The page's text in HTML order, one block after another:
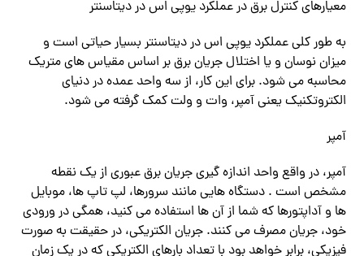
معیارهای کنترل برق در عملکرد یوپی اس در دیتاسنتر
به طور کلی عملکرد یوپی اس در دیتاسنتر بسیار حیاتی است و
میزان نوسان و یا اختلال جریان برق بر اساس مقیاس های متریک
محاسبه می شود. برای این کار، از سه واحد عمده در دنیای
الکتروتکنیک یعنی آمپر، وات و ولت کمک گرفته می شود.
آمپر
آمپر، در واقع واحد اندازه گیری جریان برق عبوری از یک نقطه
مشخص است . دستگاه هایی مانند سرورها، لپ تاپ ها، موبایل
ها و آداپتورها که شما از آن ها استفاده می کنید، همگی در ورودی
خود، جریان مصرف می کنند. جریان الکتریکی، در حقیقت به صورت
فیزیکی، برابر خواهد بود با تعداد بارهای الکتریکی که در یک زمان